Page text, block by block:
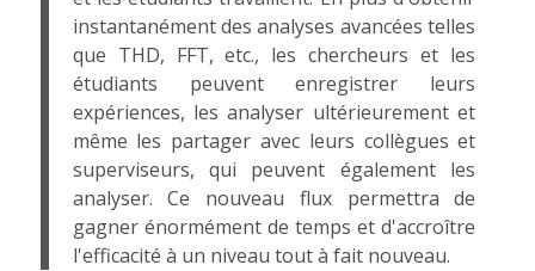
instantanément des analyses avancées telles
que THD, FFT, etc., les chercheurs et les
étudiants peuvent enregistrer leurs
expériences, les analyser ultérieurement et
même les partager avec leurs collègues et
superviseurs, qui peuvent également les
analyser. Ce nouveau flux permettra de
gagner énormément de temps et d'accroître
l'efficacité à un niveau tout à fait nouveau.